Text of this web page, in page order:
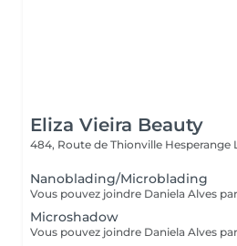
Eliza Vieira Beauty
484, Route de Thionville Hesperange
Nanoblading/Microblading
Microshadow